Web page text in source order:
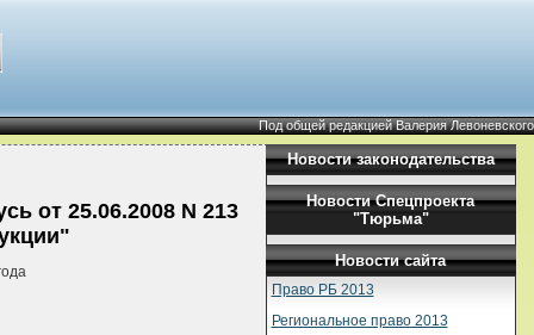
Под общей редакцией Валерия Левоневского
от 25.06.2008 N 213
Новости законодательства
Новости Спецпроекта
"Тюрьма"
Новости сайта
Право РБ 2013
Региональное право 2013